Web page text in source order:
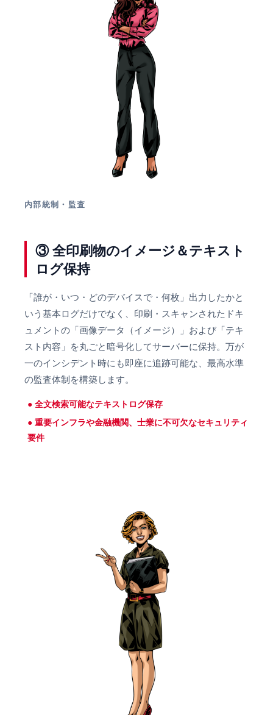
内部統制・監査
③ 全印刷物のイメージ＆テキスト
ログ保持
「誰が・いつ・どのデバイスで・何枚」出力したかと
いう基本ログだけでなく、印刷・スキャンされたドキ
ュメントの「画像データ（イメージ）」および「テキ
スト内容」を丸ごと暗号化してサーバーに保持。万が
一のインシデント時にも即座に追跡可能な、最高水準
の監査体制を構築します。
全文検索可能なテキストログ保存
重要インフラや金融機関、士業に不可欠なセキュリティ
要件